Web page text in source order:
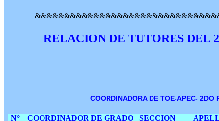
RELACION DE TUTORES DEL
COORDINADORA DE TOE-APEC- 2DO
N° COORDINADOR DE GRADO SECCION